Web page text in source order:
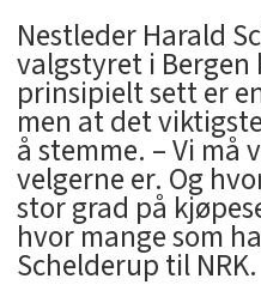
Nestleder Harald
valgstyret i Bergen
prinsipielt sett er
men at det
å stemme. – Vi
velgerne er. Og
stor grad på
hvor mange som
Schelderup til NRK.